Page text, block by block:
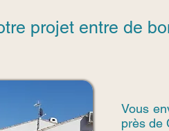
projet entre de
Vous
près de